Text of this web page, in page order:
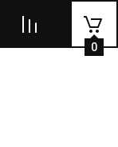
0